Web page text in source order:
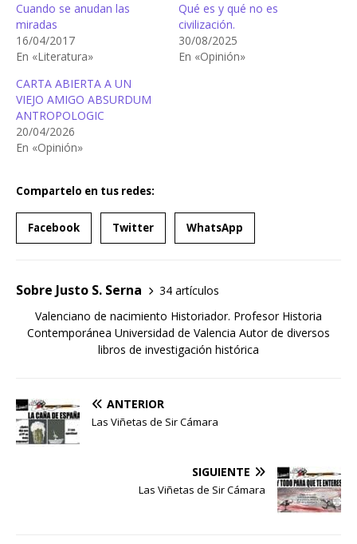
Cuando se anudan las
miradas
16/04/2017
En «Literatura»
Qué es y qué no es
civilización.
30/08/2025
En «Opinión»
CARTA ABIERTA A UN
VIEJO AMIGO ABSURDUM
ANTROPOLOGIC
20/04/2026
En «Opinión»
Compartelo en tus redes:
Facebook Twitter WhatsApp
Sobre Justo S. Serna
34 artículos
Valenciano de nacimiento Historiador. Profesor Historia
Contemporánea Universidad de Valencia Autor de diversos
libros de investigación histórica
ANTERIOR
Las Viñetas de Sir Cámara
SIGUIENTE
Las Viñetas de Sir Cámara